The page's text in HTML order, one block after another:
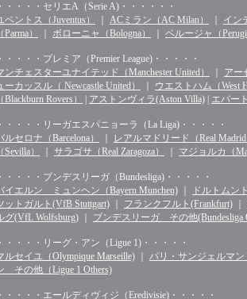
・・・・・セリエA（Serie A)・・・・・・
ベントス（Juventus）
ACミラン（AC Milan） イン
（Parma）
ボローニャ（Bologna） ペルージャ（
・・・・・プレミア（Premier League)・・・・・
ンチェスターユナイテッド（Manchester United）
アー
ーカッスル（ Newcastle United）
ウエストハム（West
（Blackburn Rovers）
アストンヴィラ(Aston Villa) エバー
・・・・・リーガエスパニョーラ（La Liga)・・・・・
ルセロナ（Barcelona）
レアルマドリード（Real Madrid
（Sevilla）
サラゴサ（Real Zaragoza） マジョルカ（
・・・・・ブンデスリーガ（Bundesliga)・・・・・
イエルン ミュンヘン（Bayern Munchen)
ドルトムン
ットガルト(VfB Stuttgart)
フランクフルト(Frankfurt)
グ(VfL Wolfsburg)
ブンデスリーガ その他(Bundesliga
・・・・・リーグ・アン（Ligue 1)・・・・・
ルセイユ（Olympique Marseille)
パリ・サンジェルマン
その他（Ligue 1 Others)
・・・・・エールディヴィジ（Eredivisie)・・・・・